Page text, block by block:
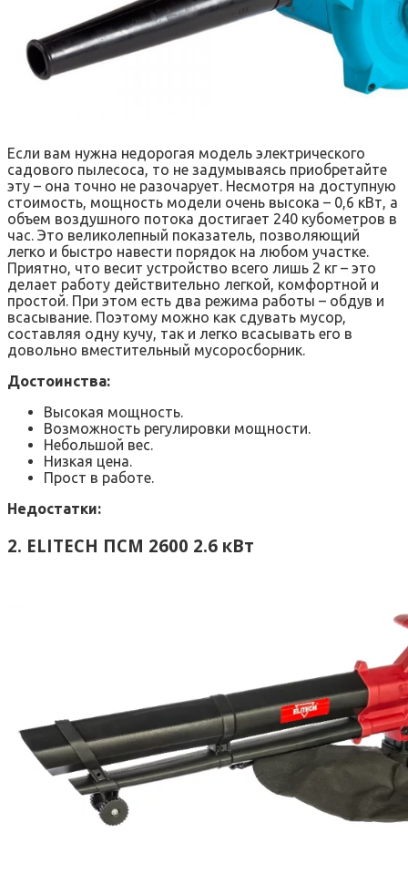
Если вам нужна недорогая модель электрического
садового пылесоса, то не задумываясь приобретайте
эту – она точно не разочарует. Несмотря на доступную
стоимость, мощность модели очень высока – 0,6 кВт, а
объем воздушного потока достигает 240 кубометров в
час. Это великолепный показатель, позволяющий
легко и быстро навести порядок на любом участке.
Приятно, что весит устройство всего лишь 2 кг – это
делает работу действительно легкой, комфортной и
простой. При этом есть два режима работы – обдув и
всасывание. Поэтому можно как сдувать мусор,
составляя одну кучу, так и легко всасывать его в
довольно вместительный мусоросборник.
Достоинства:
Высокая мощность.
Возможность регулировки мощности.
Небольшой вес.
Низкая цена.
Прост в работе.
Недостатки:
2. ELITECH ПСМ 2600 2.6 кВт